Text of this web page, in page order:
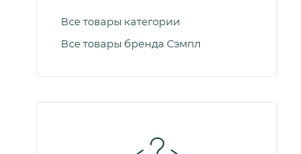
Все товары категории
Все товары бренда Сэмпл